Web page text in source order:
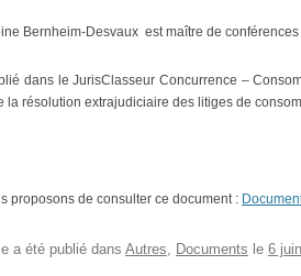
Bernheim-Desvaux est maître de conférences
dans le JurisClasseur Concurrence –
la résolution extrajudiciaire des litiges de
proposons de consulter ce document :
a été publié dans Autres, Documents le 6